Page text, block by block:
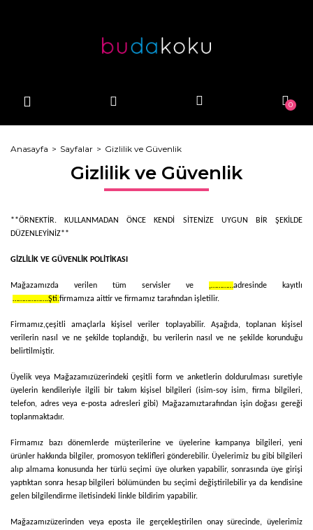
0
Anasayfa Sayfalar Gizlilik ve Güvenlik
Gizlilik ve Güvenlik
**ÖRNEKTİR. KULLANMADAN ÖNCE KENDİ SİTENİZE UYGUN BİR ŞEKİLDE
DÜZENLEYİNİZ**
GİZLİLİK VE GÜVENLİK POLİTİKASI
Mağazamızda verilen tüm servisler ve ,…………adresinde kayıtlı
……………….Şti.firmamıza aittir ve firmamız tarafından işletilir.
Firmamız,çeşitli amaçlarla kişisel veriler toplayabilir. Aşağıda, toplanan kişisel
verilerin nasıl ve ne şekilde toplandığı, bu verilerin nasıl ve ne şekilde korunduğu
belirtilmiştir.
Üyelik veya Mağazamızüzerindeki çeşitli form ve anketlerin doldurulması suretiyle
üyelerin kendileriyle ilgili bir takım kişisel bilgileri (isim-soy isim, firma bilgileri,
telefon, adres veya e-posta adresleri gibi)
Mağazamıztarafından işin doğası gereği
toplanmaktadır.
Firmamız bazı dönemlerde müşterilerine ve üyelerine kampanya bilgileri, yeni
ürünler hakkında bilgiler, promosyon teklifleri gönderebilir. Üyelerimiz bu gibi bilgileri
alıp almama konusunda her türlü seçimi üye olurken yapabilir, sonrasında üye girişi
yaptıktan sonra hesap bilgileri bölümünden bu seçimi değiştirilebilir ya da kendisine
gelen bilgilendirme iletisindeki linkle bildirim yapabilir.
Mağazamızüzerinden veya eposta ile gerçekleştirilen onay sürecinde, üyelerimiz